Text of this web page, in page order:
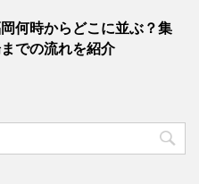
何時からどこに並ぶ？集
での流れを紹介